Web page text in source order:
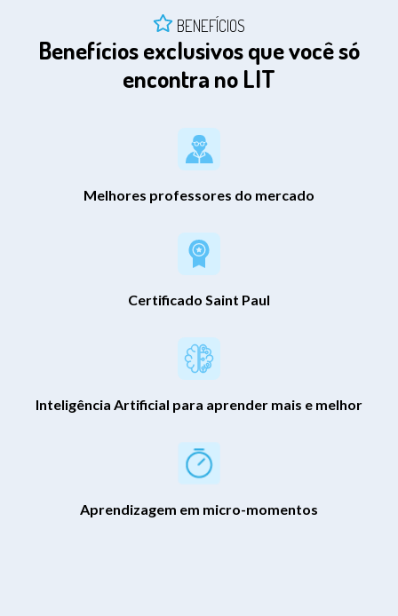
BENEFÍCIOS
Benefícios exclusivos que você só
encontra no LIT
Melhores professores do mercado
Certificado Saint Paul
Inteligência Artificial para aprender mais e melhor
Aprendizagem em micro-momentos